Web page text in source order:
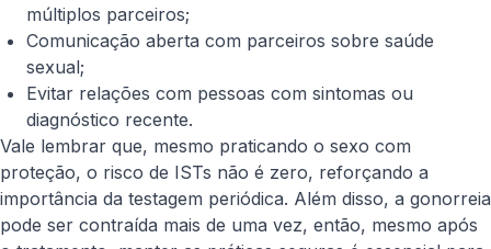
múltiplos parceiros;
Comunicação aberta com parceiros sobre saúde
sexual;
Evitar relações com pessoas com sintomas ou
diagnóstico recente.
Vale lembrar que, mesmo praticando o sexo com
proteção, o risco de ISTs não é zero, reforçando a
importância da testagem periódica. Além disso, a gonorreia
pode ser contraída mais de uma vez, então, mesmo após